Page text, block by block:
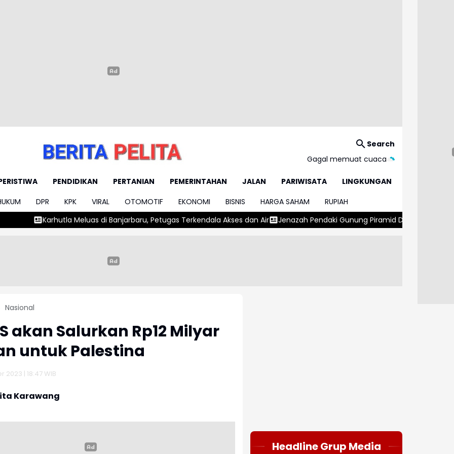
Search
Gagal memuat cuaca
PENDIDIKAN PERTANIAN PEMERINTAHAN JALAN PARIWISATA
LINGKUNGAN
DPR KPK VIRAL OTOMOTIF EKONOMI BISNIS HARGA SAHAM
RUPIAH
di Banjarbaru, Petugas Terkendala Akses dan Air Jenazah Pendaki Gunung Piramid Dimakamkan di Tempat Kelahirannya,
Nasional
akan Salurkan Rp12 Milyar
untuk Palestina
2023 | 18:47 WIB
Karawang
Headline Grup Media